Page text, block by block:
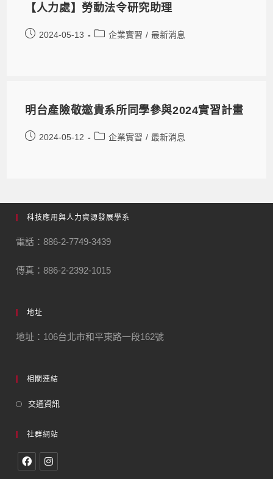
【人力處】勞動法令研究助理
2024-05-13 企業實習 / 最新消息
明台產險敬邀貴系所同學參與2024實習計畫
2024-05-12 企業實習 / 最新消息
科技應用與人力資源發展學系
電話：886-2-7749-3439
傳真：886-2-2392-1015
地址
地址：106台北市和平東路一段162號
相關連結
交通資訊
社群網站